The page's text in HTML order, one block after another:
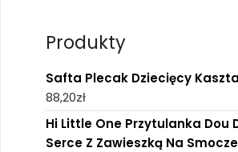
Produkty
Safta Plecak Dziecięcy
88,20zł
Hi Little One Przytulanka Dou
Serce Z Zawieszką Na